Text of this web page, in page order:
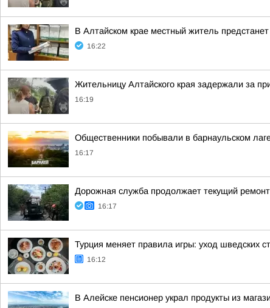
В Алтайском крае местный житель
16:22
Жительницу Алтайского края задержали за
16:19
Общественники побывали в барнаульском
16:17
Дорожная служба продолжает текущий ремонт
16:17
Турция меняет правила игры: уход шведских
16:12
В Алейске пенсионер украл продукты из